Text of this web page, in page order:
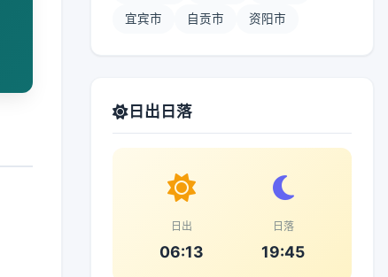
宜宾市 自贡市 资阳市
日出日落
日出
06:13
日落
19:45